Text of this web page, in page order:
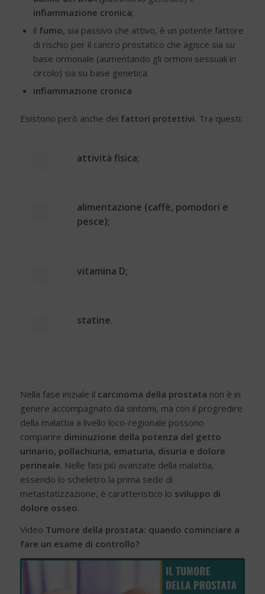
infiammazione cronica;
il fumo, sia passivo che attivo, è un potente fattore
di rischio per il cancro prostatico che agisce sia su
base ormonale (aumentando gli ormoni sessuali in
circolo) sia su base genetica.
infiammazione cronica
Esistono però anche dei fattori protettivi. Tra questi:
attività fisica;
alimentazione (caffè, pomodori e
pesce);
vitamina D;
statine.
Nella fase iniziale il carcinoma della prostata non è in
genere accompagnato da sintomi, ma con il progredire
della malattia a livello loco-regionale possono
comparire diminuzione della potenza del getto
urinario, pollachiuria, ematuria, disuria e dolore
perineale. Nelle fasi più avanzate della malattia,
essendo lo scheletro la prima sede di
metastatizzazione, è caratteristico lo sviluppo di
dolore osseo.
Video Tumore della prostata: quando cominciare a
fare un esame di controllo?